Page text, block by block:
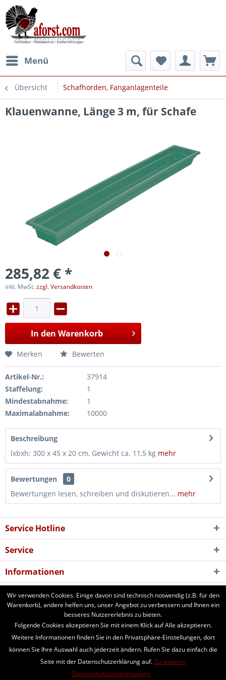
Menü
Übersicht Schafhorden, Fanganlagenteile
Klauenwanne, Länge 3 m, für Schafe
285,82 € *
inkl. MwSt.zzgl. Versandkosten
In den Warenkorb
Merken Bewerten
Artikel-Nr.:
37914
Staffelung:
1
Mindestabnahme:
1
Maximalabnahme:
10000
Beschreibung
lxbxh: 300 x 45 x 20 cm, Gewicht ca. 11,5 kg mehr
Bewertungen
0
Bewertungen lesen, schreiben und diskutieren... mehr
Service Hotline
Service
Informationen
Newsletter
aforst.com - Ihr Fachhändler für Patura Weide- und Stalltechnik,
Weidezäune, Euronetze, electra Weidezaungeräte. 24 Stunden online
bestellen. Beratung vom Fachmann per Telefon und Email. Kaufen Sie
Weidezaungeräte, Zaunpfähle, Heuraufen, Panels, Fressgitter,
Tränkebecken, Windschutznetze, Schafhorden, Schafnetze...
Wir verwenden Cookies. Einige davon sind technisch notwendig (z.B. für den
Warenkorb), andere helfen uns, unser Angebot zu verbessern und Ihnen ein
besseres Nutzererlebnis zu bieten.
Folgende Cookies akzeptieren Sie mit einem Klick auf Alle akzeptieren.
Weitere Informationen finden Sie in den Privatsphäre-Einstellungen, dort
können Sie Ihre Auswahl auch jederzeit ändern. Rufen Sie dazu einfach die
Seite mit der Datenschutzerklärung auf.Zu unseren
Datenschutzbestimmungen.